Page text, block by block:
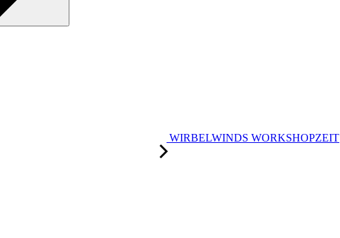
WIRBELWINDS WORKSHOPZEIT